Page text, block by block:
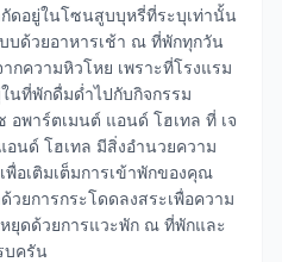
ดอยู่ในโซนสูบบุหรี่ที่ระบุเท่านั้น
บด้วยอาหารเช้า ณ ที่พักทุกวัน
กความหิวโหย เพราะที่โรงแรม
นที่พักดื่มด่ำไปกับกิจกรรม
อพาร์ตเมนต์ แอนด์ โฮเทล ที่ เจ
นด์ โฮเทล มีสิ่งอำนวยความ
พื่อเติมเต็มการเข้าพักของคุณ
ยการกระโดดลงสระเพื่อความ
ยุดด้วยการแวะพัก ณ ที่พักและ
บครัน